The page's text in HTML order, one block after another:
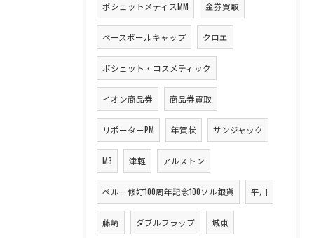
ポシェットメティスMM 金券買取
ベースボールキャップ クロエ
ポシェット・コスメティック
イオン商品券 商品券買取
リポーターPM 年賀状 サンジャック
M3 津軽 アルストン
ペルー修好100周年記念100ソル銀貨 平川
藤崎 ダブルフラップ 城東